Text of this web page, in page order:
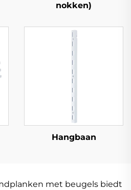
nokken)
Hangbaan
met beugels biedt